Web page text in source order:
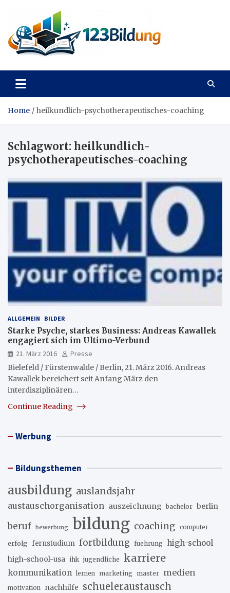
content
123Bildung
Home heilkundlich-psychotherapeutisches-coaching
Schlagwort: heilkundlich-
psychotherapeutisches-coaching
ALLGEMEIN BILDER
Starke Psyche, starkes Business: Andreas Kawallek
engagiert sich im Ultimo-Verbund
21. März 2016
Presse
Bielefeld / Fürstenwalde / Berlin, 21. März 2016. Andreas
Kawallek bereichert seit Anfang März den
interdisziplinären…
Continue Reading
Werbung
Bildungsthemen
ausbildung auslandsjahr
austauschorganisation auszeichnung bachelor berlin
beruf bewerbung bildung coaching computer
erfolg fernstudium fortbildung fuehrung high-school
high-school-usa ihk jugendliche karriere
kommunikation lernen marketing master medien
motivation nachhilfe schueleraustausch